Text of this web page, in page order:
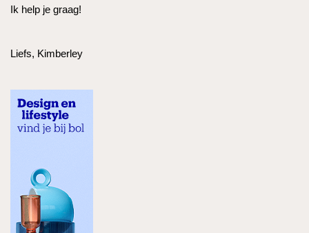
Ik help je graag!
Liefs, Kimberley